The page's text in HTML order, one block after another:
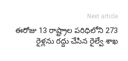
Next article
ఈరోజు 13 రాష్ట్రాల పరిధిలోని 273
రైళ్లను రద్దు చేసిన రైల్వే శాఖ